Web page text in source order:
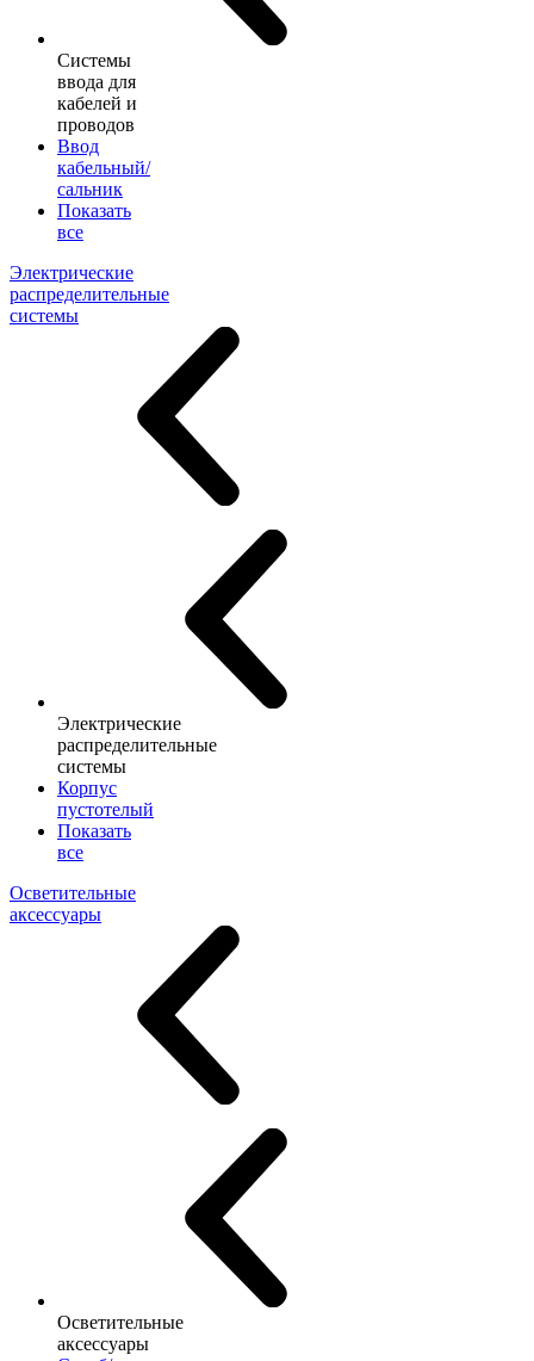
Системы
ввода для
кабелей и
проводов
Ввод
кабельный/
сальник
Показать
все
Электрические
распределительные
системы
Электрические
распределительные
системы
Корпус
пустотелый
Показать
все
Осветительные
аксессуары
Осветительные
аксессуары